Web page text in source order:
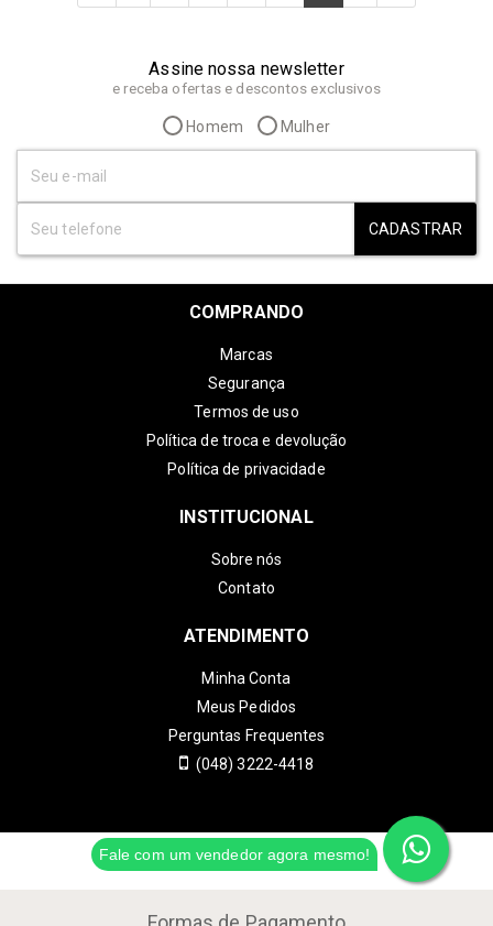
Assine nossa newsletter
e receba ofertas e descontos exclusivos
Homem Mulher
CADASTRAR
COMPRANDO
Marcas
Segurança
Termos de uso
Política de troca e devolução
Política de privacidade
INSTITUCIONAL
Sobre nós
Contato
ATENDIMENTO
Minha Conta
Meus Pedidos
Perguntas Frequentes
(048) 3222-4418
Fale com um vendedor agora mesmo!